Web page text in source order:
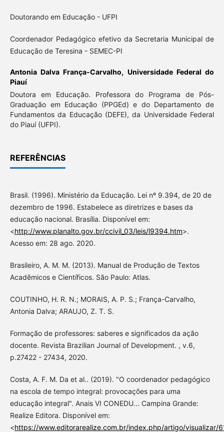
Doutorando em Educação - UFPI
Coordenador Pedagógico efetivo da Secretaria Municipal de
Educação de Teresina - SEMEC-PI
Antonia Dalva França-Carvalho, Universidade Federal do
Piauí
Doutora em Educação. Professora do Programa de Pós-
Graduação em Educação (PPGEd) e do Departamento de
Fundamentos da Educação (DEFE), da Universidade Federal
do Piauí (UFPI).
REFERÊNCIAS
Brasil. (1996). Ministério da Educação. Lei nº 9.394, de 20 de
dezembro de 1996. Estabelece as diretrizes e bases da
educação nacional. Brasília. Disponível em:
<http://www.planalto.gov.br/ccivil_03/leis/l9394.htm>.
Acesso em: 28 ago. 2020.
Brasileiro, A. M. M. (2013). Manual de Produção de Textos
Acadêmicos e Científicos. São Paulo: Atlas.
COUTINHO, H. R. N.; MORAIS, A. P. S.; França-Carvalho,
Antonia Dalva; ARAUJO, Z. T. S.
Formação de professores: saberes e significados da ação
docente. Revista Brazilian Journal of Development. , v.6,
p.27422 - 27434, 2020.
Costa, A. F. M. Da et al.. (2019). "O coordenador pedagógico
na escola de tempo integral: provocações para uma
educação integral". Anais VI CONEDU... Campina Grande:
Realize Editora. Disponível em:
<https://www.editorarealize.com.br/index.php/artigo/visualizar/